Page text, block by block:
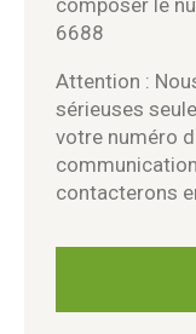
6688
Attention :
sérieuses
votre numéro
contacterons